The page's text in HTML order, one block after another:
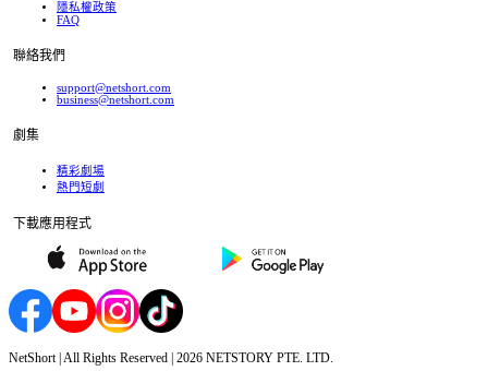
隱私權政策
FAQ
聯絡我們
support@netshort.com
business@netshort.com
劇集
精彩劇場
熱門短劇
下載應用程式
NetShort | All Rights Reserved | 2026 NETSTORY PTE. LTD.